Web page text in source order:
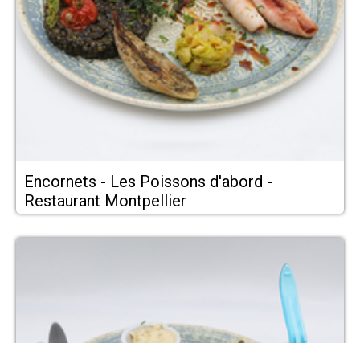
Encornets - Les Poissons d'abord -
Restaurant Montpellier